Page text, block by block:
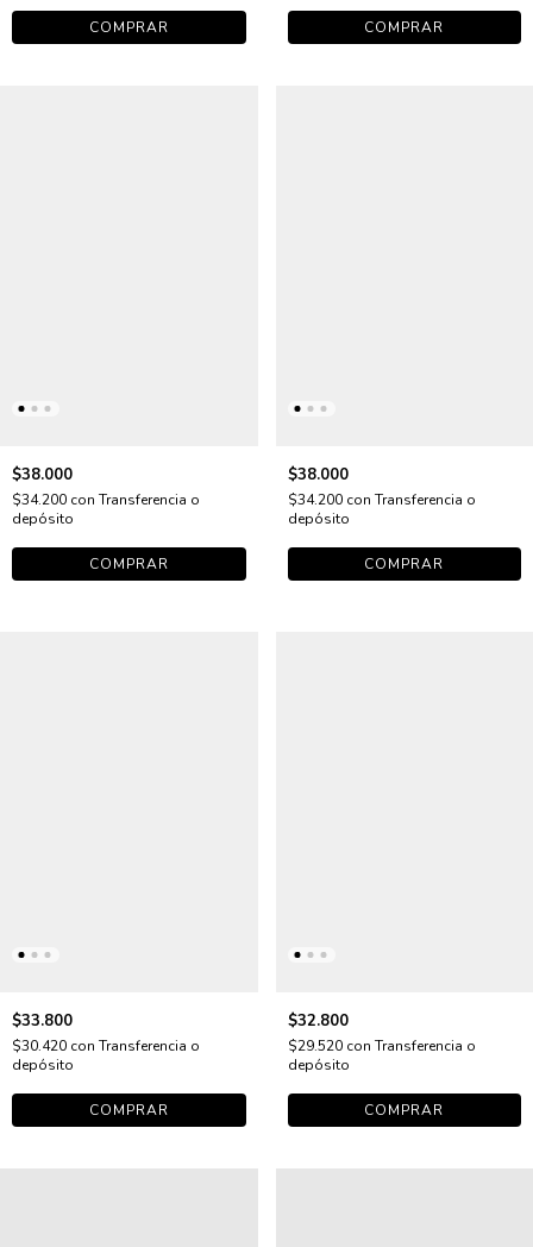
COMPRAR COMPRAR
$38.000
$34.200 con Transferencia o
depósito
COMPRAR
$38.000
$34.200 con Transferencia o
depósito
$33.800
$30.420 con Transferencia o
depósito
COMPRAR
$32.800
$29.520 con Transferencia o
depósito
COMPRAR